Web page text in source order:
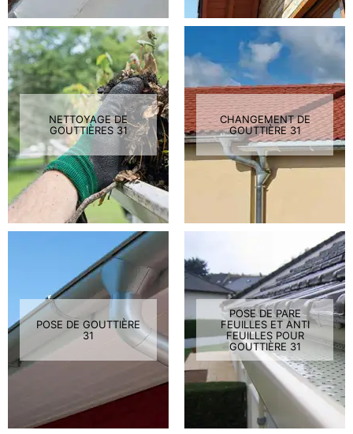
NETTOYAGE DE
GOUTTIÈRES 31
CHANGEMENT DE
GOUTTIÈRE 31
POSE DE GOUTTIÈRE
31
POSE DE PARE
FEUILLES ET ANTI
FEUILLES POUR
GOUTTIÈRE 31